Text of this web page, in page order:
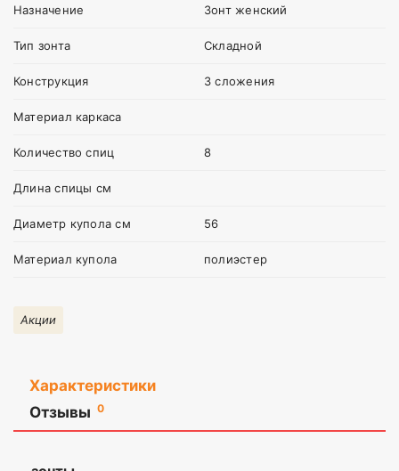
Назначение Зонт женский
Тип зонта Складной
Конструкция 3 сложения
Материал каркаса
Количество спиц 8
Длина спицы см
Диаметр купола см 56
Материал купола полиэстер
Акции
Характеристики
Отзывы 0
Оставить